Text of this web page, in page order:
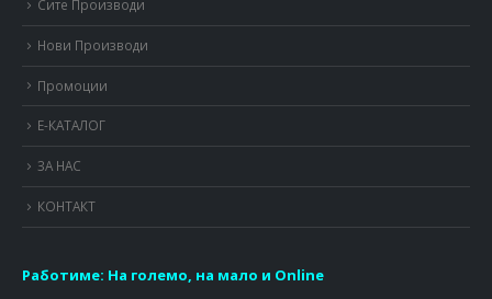
Сите Производи
Нови Производи
Промоции
Е-КАТАЛОГ
ЗА НАС
КОНТАКТ
Работиме: На големо, на мало и Online